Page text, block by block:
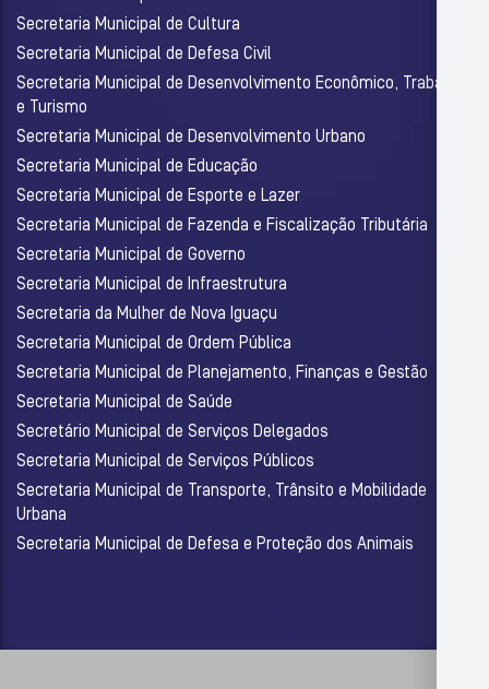
Secretaria Municipal de Cultura
Secretaria Municipal de Defesa Civil
Secretaria Municipal de Desenvolvimento Econômico, Trabalho
e Turismo
Secretaria Municipal de Desenvolvimento Urbano
Secretaria Municipal de Educação
Secretaria Municipal de Esporte e Lazer
Secretaria Municipal de Fazenda e Fiscalização Tributária
Secretaria Municipal de Governo
Secretaria Municipal de Infraestrutura
Secretaria da Mulher de Nova Iguaçu
Secretaria Municipal de Ordem Pública
Secretaria Municipal de Planejamento, Finanças e Gestão
Secretaria Municipal de Saúde
Secretário Municipal de Serviços Delegados
Secretaria Municipal de Serviços Públicos
Secretaria Municipal de Transporte, Trânsito e Mobilidade
Urbana
Secretaria Municipal de Defesa e Proteção dos Animais